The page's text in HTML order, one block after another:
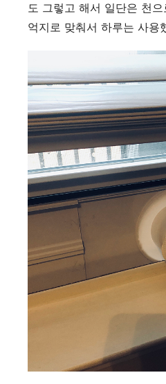
도 그렇고 해서 일단은 천
억지로 맞춰서 하루는 사용